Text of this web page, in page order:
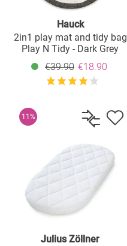
Hauck
2in1 play mat and tidy bag
Play N Tidy - Dark Grey
€39.90 €18.90
11%
Julius Zöllner